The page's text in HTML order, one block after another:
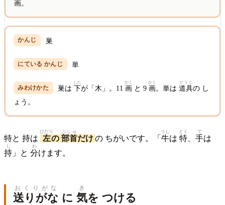
画。
巣
単
巣は下
した
が「木」。11 画
かく
と 9 画
かく
。単は道具
どうぐ
の し
ょう。
特と 持は 左
ひだり
の 部首
ぶしゅ
だけの ちがいです。「 牛
うし
は 特
とく
手
て
は
持
じ
」と 分
わ
けます。
送りがな
おくりがな
に 気
き
を つける